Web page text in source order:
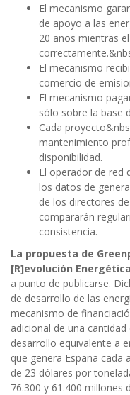
El mecanismo
de apoyo a las
20 años mientras
El mecanismo
comercio de
El mecanismo
sólo sobre la base
Cada
mantenimiento
disponibilidad.
El operador de red
los datos de
de los directores
compararán
consistencia.
La propuesta de
[R]evolución Energética
a punto de publicarse.
de desarrollo de las
mecanismo de
adicional de una
desarrollo equivalente a
que genera España cada
de 23 dólares por
76.300 y 61.400 millones